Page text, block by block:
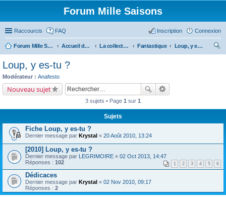
Forum Mille Saisons
Raccourcis FAQ Connexion
Inscription
Forum Mille Saisons Accueil du forum La collection Mille Saisons Fantastique
Loup, y es-tu ?
Loup, y es-tu ?
Modérateur : Anafesto
Nouveau sujet
3 sujets • Page 1 sur 1
Sujets
Fiche Loup, y es-tu ?
Dernier message par Krystal « 20 Août 2010, 13:24
[2010] Loup, y es-tu ?
Dernier message par LEGRIMOIRE « 02 Oct 2013, 14:47
Réponses : 102 1 2 3 4 5 6
Dédicaces
Dernier message par Krystal « 02 Nov 2010, 09:17
Réponses : 2